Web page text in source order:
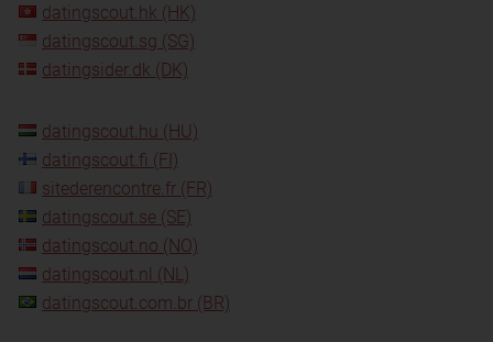
datingscout.hk (HK)
datingscout.sg (SG)
datingsider.dk (DK)
datingscout.hu (HU)
datingscout.fi (FI)
sitederencontre.fr (FR)
datingscout.se (SE)
datingscout.no (NO)
datingscout.nl (NL)
datingscout.com.br (BR)